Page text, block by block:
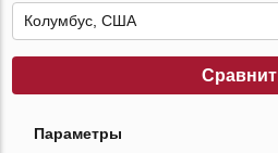
Параметры